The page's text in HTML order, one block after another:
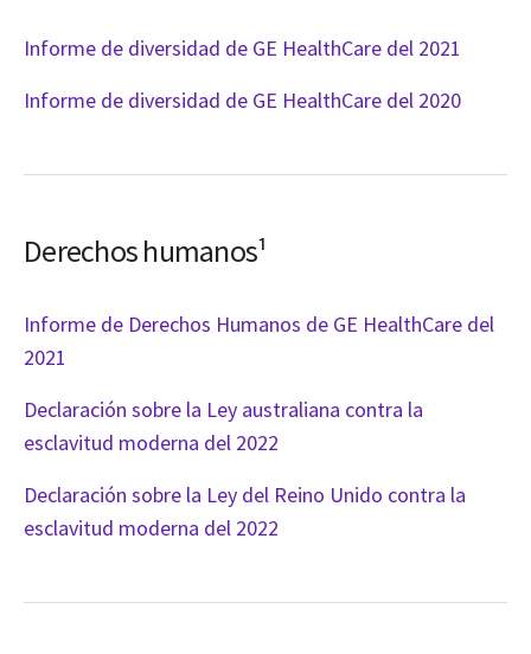
Informe de diversidad de GE HealthCare del 2021
Informe de diversidad de GE HealthCare del 2020
Derechos humanos¹
Informe de Derechos Humanos de GE HealthCare del
2021
Declaración sobre la Ley australiana contra la
esclavitud moderna del 2022
Declaración sobre la Ley del Reino Unido contra la
esclavitud moderna del 2022